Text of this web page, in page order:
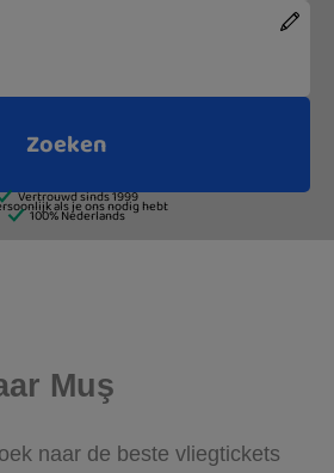
Muş
naar de beste vliegtickets